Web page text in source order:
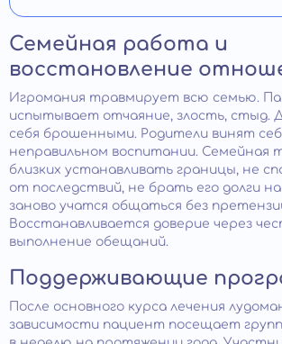
Семейная работа и
восстановление
Игромания травмирует всю семью.
испытывает отчаяние, злость, стыд.
себя брошенными. Родители винят
неправильном воспитании. Семейная
близких устанавливать границы, не
от последствий, не брать его долги на
заново учатся общаться без
Восстанавливается доверие через
выполнение обещаний.
Поддерживающие
После основного курса лечения
зависимости пациент посещает